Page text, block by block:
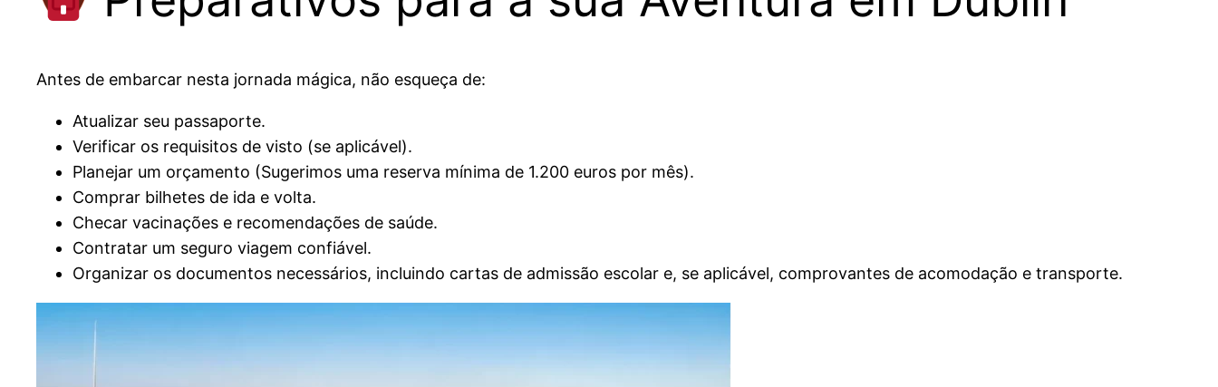
Antes de embarcar nesta jornada mágica, não esqueça de:
Atualizar seu passaporte.
Verificar os requisitos de visto (se aplicável).
Planejar um orçamento (Sugerimos uma reserva mínima de 1.200 euros por mês).
Comprar bilhetes de ida e volta.
Checar vacinações e recomendações de saúde.
Contratar um seguro viagem confiável.
Organizar os documentos necessários, incluindo cartas de admissão escolar e, se aplicável, comprovantes de acomodação e transporte.